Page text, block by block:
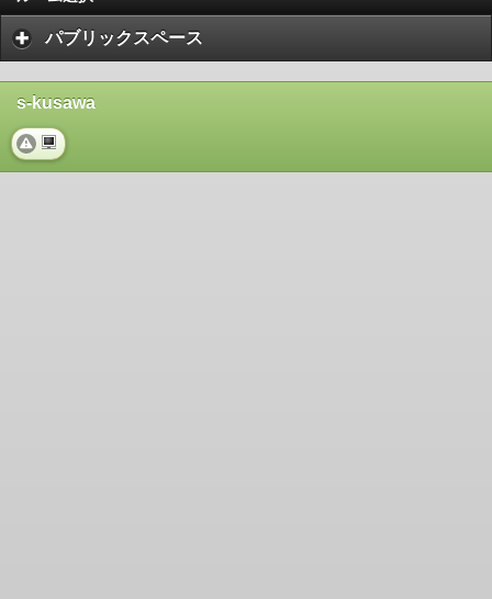
パブリックスペース
s-kusawa